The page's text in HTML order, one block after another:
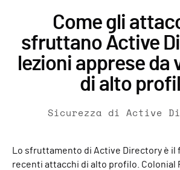
Come gli
sfruttano Active
lezioni apprese da
di alto
Sicurezza di Active
Lo sfruttamento di Active Directory è
recenti attacchi di alto profilo. Colonial